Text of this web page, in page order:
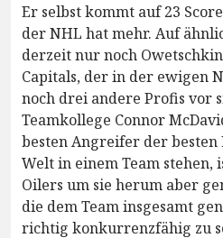
Er selbst kommt auf 23
der NHL hat mehr. Auf
derzeit nur noch
Capitals, der in der ewigen
noch drei andere Profis vor
Teamkollege Connor
besten Angreifer der besten
Welt in einem Team stehen,
Oilers um sie herum aber
die dem Team insgesamt
richtig konkurrenzfähig zu